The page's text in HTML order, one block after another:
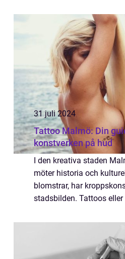
kvalitet sp...
31 juli 2024
Tattoo Malmö: Din
konstverken på hud
I den kreativa staden
möter historia och
blomstrar, har
stadsbilden. Tattoos
...